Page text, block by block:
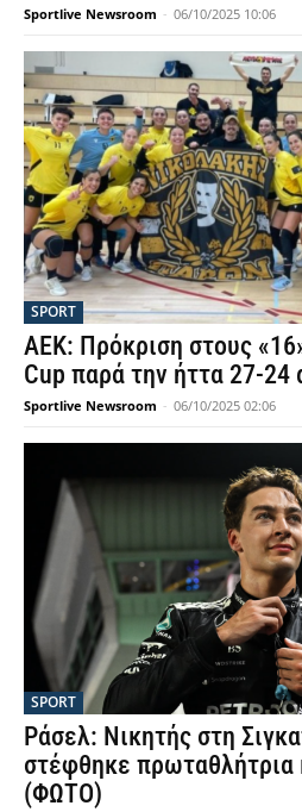
Sportlive Newsroom - 06/10/2025 10:06
SPORT
ΑΕΚ: Πρόκριση στους
Cup παρά την ήττα 27-
Sportlive Newsroom - 06/10/2025 02:06
SPORT
Ράσελ: Νικητής στη
στέφθηκε
(ΦΩΤΟ)